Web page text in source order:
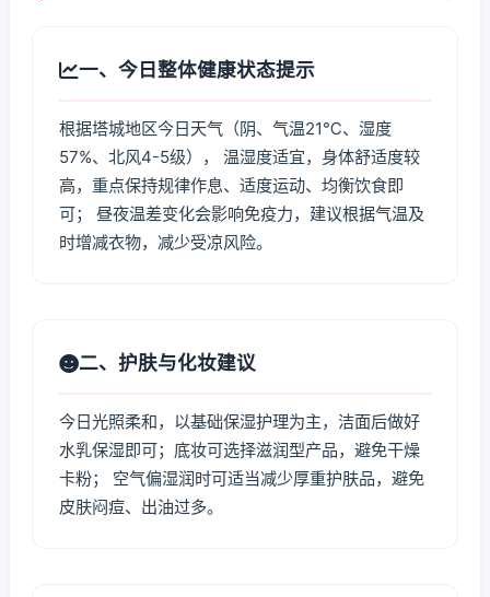
一、今日整体健康状态提示
根据塔城地区今日天气（阴、气温21℃、湿度
57%、北风4-5级）， 温湿度适宜，身体舒适度较
高，重点保持规律作息、适度运动、均衡饮食即
可； 昼夜温差变化会影响免疫力，建议根据气温及
时增减衣物，减少受凉风险。
二、护肤与化妆建议
今日光照柔和，以基础保湿护理为主，洁面后做好
水乳保湿即可；底妆可选择滋润型产品，避免干燥
卡粉； 空气偏湿润时可适当减少厚重护肤品，避免
皮肤闷痘、出油过多。